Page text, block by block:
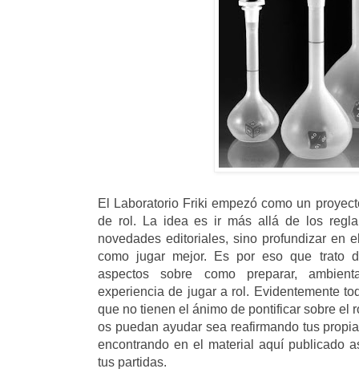
El Laboratorio Friki empezó como un
de rol. La idea es ir más allá de los
novedades editoriales, sino profundizar en
como jugar mejor. Es por eso que trato
aspectos sobre como preparar,
experiencia de jugar a rol. Evidentemente
que no tienen el ánimo de pontificar sobre el
os puedan ayudar sea reafirmando tus
encontrando en el material aquí publicado
tus partidas.